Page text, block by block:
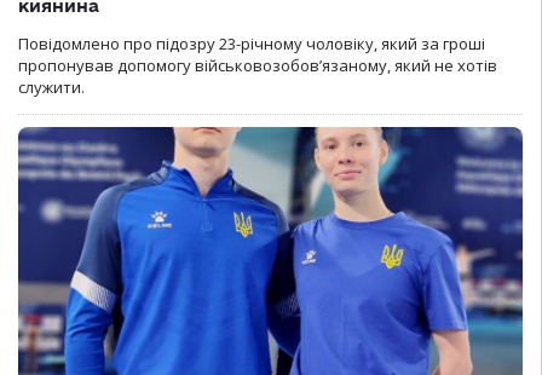
киянина
Повідомлено про підозру 23-річному чоловіку, який за гроші
пропонував допомогу військовозобов’язаному, який не хотів
служити.